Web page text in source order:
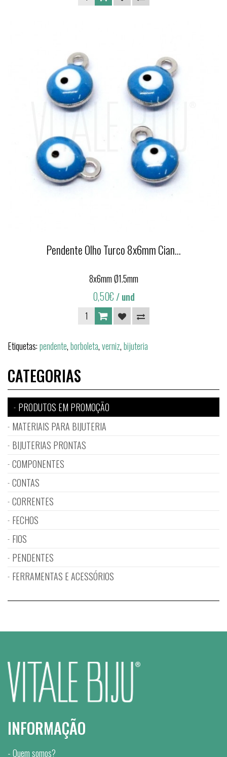
Pendente Olho Turco 8x6mm Cian...
8x6mm Ø1.5mm
0,50€/ und
Etiquetas:pendente,borboleta,verniz,bijuteria
CATEGORIAS
PRODUTOS EM PROMOÇÃO
MATERIAIS PARA BIJUTERIA
BIJUTERIAS PRONTAS
COMPONENTES
CONTAS
CORRENTES
FECHOS
FIOS
PENDENTES
FERRAMENTAS E ACESSÓRIOS
INFORMAÇÃO
Quem somos?